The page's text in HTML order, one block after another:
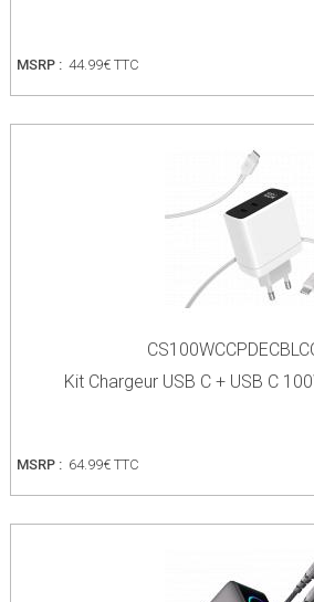
MSRP : 44.99€ TTC
Kit Chargeur USB C + USB C
MSRP : 64.99€ TTC